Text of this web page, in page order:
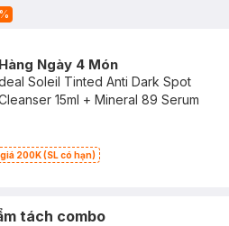
%
Ngày 4 Món
Soleil Tinted Anti Dark Spot
15ml + Mineral 89 Serum
200K (SL có hạn)
tách combo